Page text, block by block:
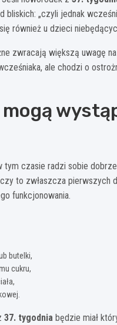
„czyli jednak
również u dzieci
zwracają większą uwagę
ale chodzi o
tym czasie radzi sobie
to zwłaszcza
funkcjonowania.
butelki,
cukru,
37. tygodnia będzie miał